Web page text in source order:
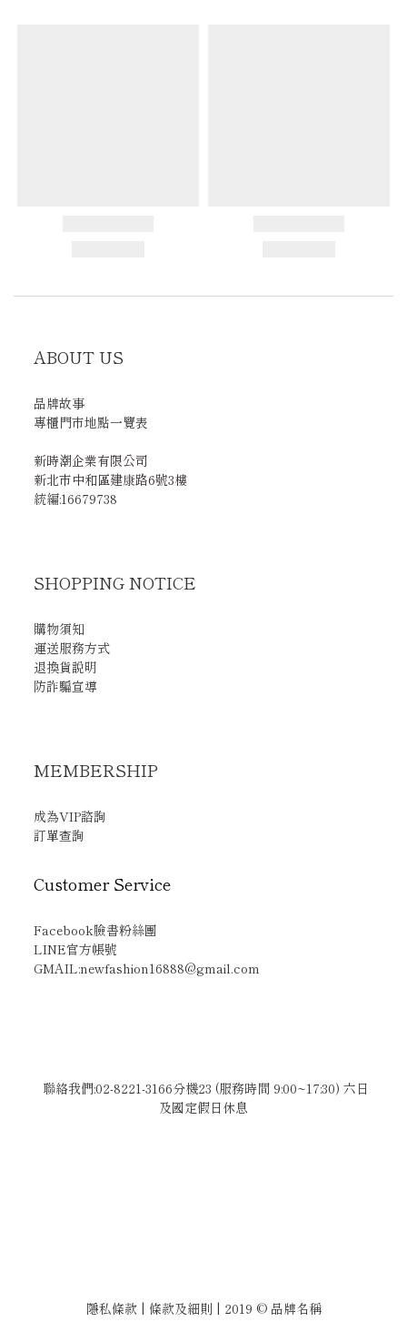
ABOUT US
品牌故事
專櫃門市地點一覽表
新時潮企業有限公司
新北市中和區建康路6號3樓
統編:16679738
SHOPPING NOTICE
購物須知
運送服務方式
退換貨說明
防詐騙宣導
MEMBERSHIP
成為VIP諮詢
訂單查詢
Customer Service
Facebook臉書粉絲團
LINE官方帳號
GMAIL:newfashion16888@gmail.com
聯絡我們:02-8221-3166分機23 (服務時間 9:00~17:30) 六日
及國定假日休息
隱私條款 | 條款及細則 | 2019 © 品牌名稱